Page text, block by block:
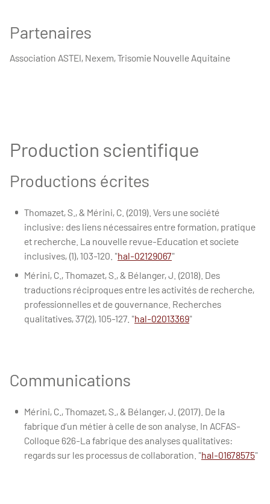
Partenaires
Association ASTEI, Nexem, Trisomie Nouvelle Aquitaine
Production scientifique
Productions écrites
Thomazet, S., & Mérini, C. (2019). Vers une société
inclusive: des liens nécessaires entre formation, pratique
et recherche. La nouvelle revue-Education et societe
inclusives, (1), 103-120. "hal-02129067"
Mérini, C., Thomazet, S., & Bélanger, J. (2018). Des
traductions réciproques entre les activités de recherche,
professionnelles et de gouvernance. Recherches
qualitatives, 37(2), 105-127. "hal-02013369"
Communications
Mérini, C., Thomazet, S., & Bélanger, J. (2017). De la
fabrique d’un métier à celle de son analyse. In ACFAS-
Colloque 626-La fabrique des analyses qualitatives:
regards sur les processus de collaboration. "hal-01678575"